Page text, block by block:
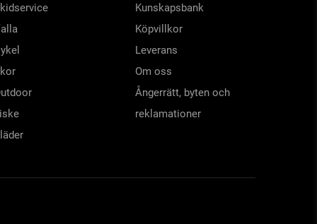
Kunskapsbank
Köpvillkor
Leverans
Om oss
Ångerrätt, byten och
reklamationer